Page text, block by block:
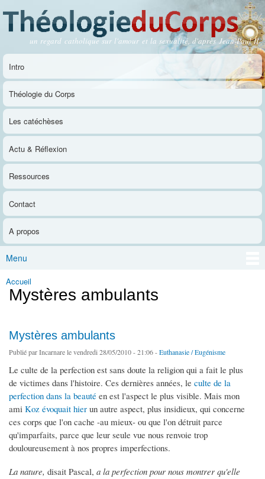
contenu
principal
Théologie du Corps
un regard catholique sur l'amour et la sexualité, d'après Jean-Paul II
Menu principal
Intro
Théologie du Corps
Les catéchèses
Actu & Réflexion
Ressources
Contact
A propos
Menu
Vous êtes ici
Accueil
Mystères ambulants
Mystères ambulants
Publié parIncarnarele vendredi 28/05/2010 - 21:06 -Euthanasie / Eugénisme
Le culte de la perfection est sans doute la religion qui a fait le plus
de victimes dans l'histoire. Ces dernières années, le culte de la
perfection dans la beauté en est l'aspect le plus visible. Mais mon
ami Koz évoquait hier un autre aspect, plus insidieux, qui concerne
ces corps que l'on cache -au mieux- ou que l'on détruit parce
qu'imparfaits, parce que leur seule vue nous renvoie trop
douloureusement à nos propres imperfections.
La nature, disait Pascal, a la perfection pour nous montrer qu'elle